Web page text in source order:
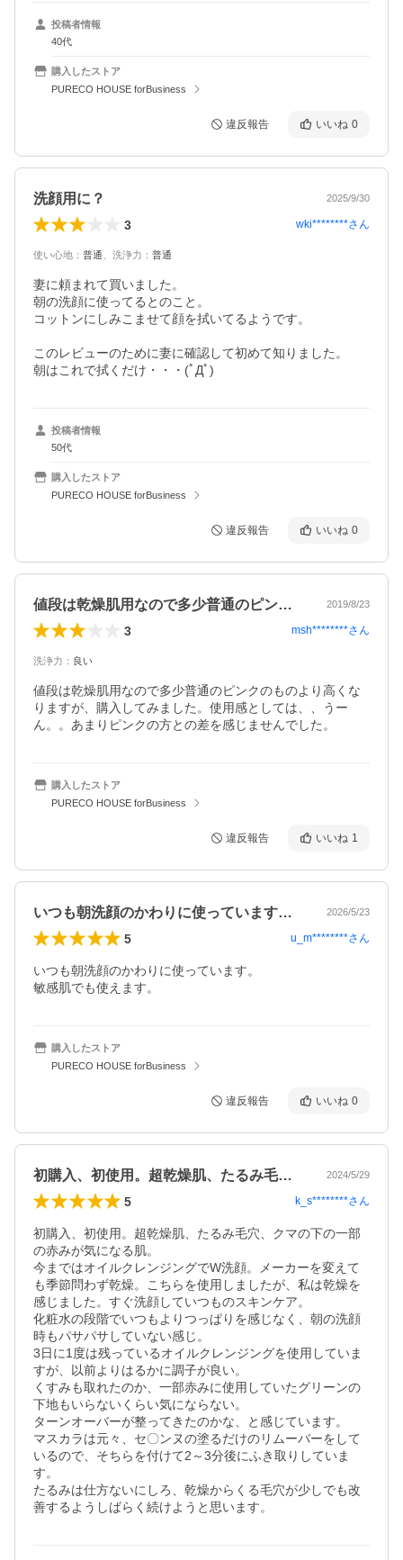
投稿者情報
40代
購入したストア
PURECO HOUSE forBusiness
違反報告 いいね 0
洗顔用に？ 2025/9/30
3 wki********さん
使い心地 ： 普通 洗浄力 ： 普通
妻に頼まれて買いました。
朝の洗顔に使ってるとのこと。
コットンにしみこませて顔を拭いてるようです。
このレビューのために妻に確認して初めて知りました。
朝はこれで拭くだけ・・・(ﾟДﾟ)
投稿者情報
50代
購入したストア
PURECO HOUSE forBusiness
違反報告 いいね 0
値段は乾燥肌用なので多少普通のピンクの… 2019/8/23
3 msh********さん
洗浄力 ： 良い
値段は乾燥肌用なので多少普通のピンクのものより高くな
りますが、購入してみました。使用感としては、、うー
ん。。あまりピンクの方との差を感じませんでした。
購入したストア
PURECO HOUSE forBusiness
違反報告 いいね 1
いつも朝洗顔のかわりに使っています。敏… 2026/5/23
5 u_m********さん
いつも朝洗顔のかわりに使っています。
敏感肌でも使えます。
購入したストア
PURECO HOUSE forBusiness
違反報告 いいね 0
初購入、初使用。超乾燥肌、たるみ毛穴、… 2024/5/29
5 k_s********さん
初購入、初使用。超乾燥肌、たるみ毛穴、クマの下の一部
の赤みが気になる肌。
今まではオイルクレンジングでW洗顔。メーカーを変えて
も季節問わず乾燥。こちらを使用しましたが、私は乾燥を
感じました。すぐ洗顔していつものスキンケア。
化粧水の段階でいつもよりつっぱりを感じなく、朝の洗顔
時もパサパサしていない感じ。
3日に1度は残っているオイルクレンジングを使用していま
すが、以前よりはるかに調子が良い。
くすみも取れたのか、一部赤みに使用していたグリーンの
下地もいらないくらい気にならない。
ターンオーバーが整ってきたのかな、と感じています。
マスカラは元々、セ〇ンヌの塗るだけのリムーバーをして
いるので、そちらを付けて2～3分後にふき取りしていま
す。
たるみは仕方ないにしろ、乾燥からくる毛穴が少しでも改
善するようしばらく続けようと思います。